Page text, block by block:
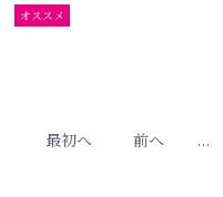
オススメ
最初へ 前へ ...